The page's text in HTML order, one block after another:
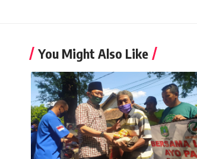
You Might Also Like